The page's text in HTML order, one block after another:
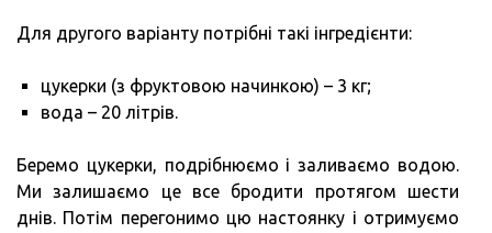
Для другого варіанту потрібні такі інгредієнти:
цукерки (з фруктовою начинкою) – 3 кг;
вода – 20 літрів.
Беремо цукерки, подрібнюємо і заливаємо водою.
Ми залишаємо це все бродити протягом шести
днів. Потім перегонимо цю настоянку і отримуємо